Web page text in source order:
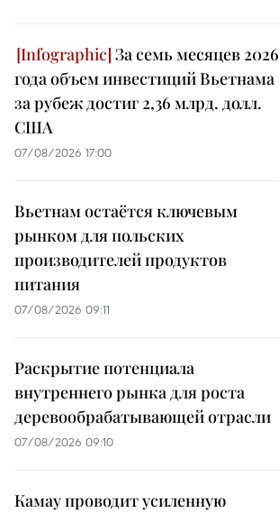
За семь месяцев 2026
года объем инвестиций Вьетнама
за рубеж достиг 2,36 млрд. долл.
США
07/08/2026 17:00
Вьетнам остаётся ключевым
рынком для польских
производителей продуктов
питания
07/08/2026 09:11
Раскрытие потенциала
внутреннего рынка для роста
деревообрабатывающей отрасли
07/08/2026 09:10
Камау проводит усиленную